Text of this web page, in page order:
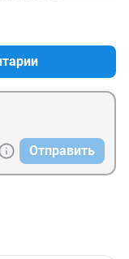
Отправить